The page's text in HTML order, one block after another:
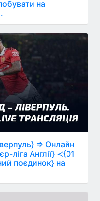
на
⇒ Онлайн
ліга Англії} ≺{01
поєдинок} на